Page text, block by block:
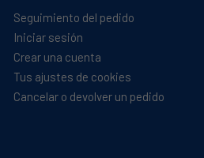
Seguimiento del pedido
Iniciar sesión
Crear una cuenta
Tus ajustes de cookies
Cancelar o devolver un pedido